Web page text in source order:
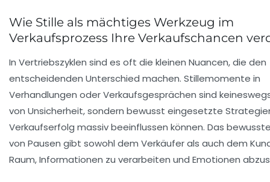
Wie Stille als mächtiges Werkzeug im
Verkaufsprozess Ihre Verkaufschancen
In Vertriebszyklen sind es oft die kleinen Nuancen, die den
entscheidenden Unterschied machen. Stillemomente in
Verhandlungen oder Verkaufsgesprächen sind
von Unsicherheit, sondern bewusst eingesetzte
Verkaufserfolg massiv beeinflussen können. Das
von Pausen gibt sowohl dem Verkäufer als auch dem
Raum, Informationen zu verarbeiten und Emotionen